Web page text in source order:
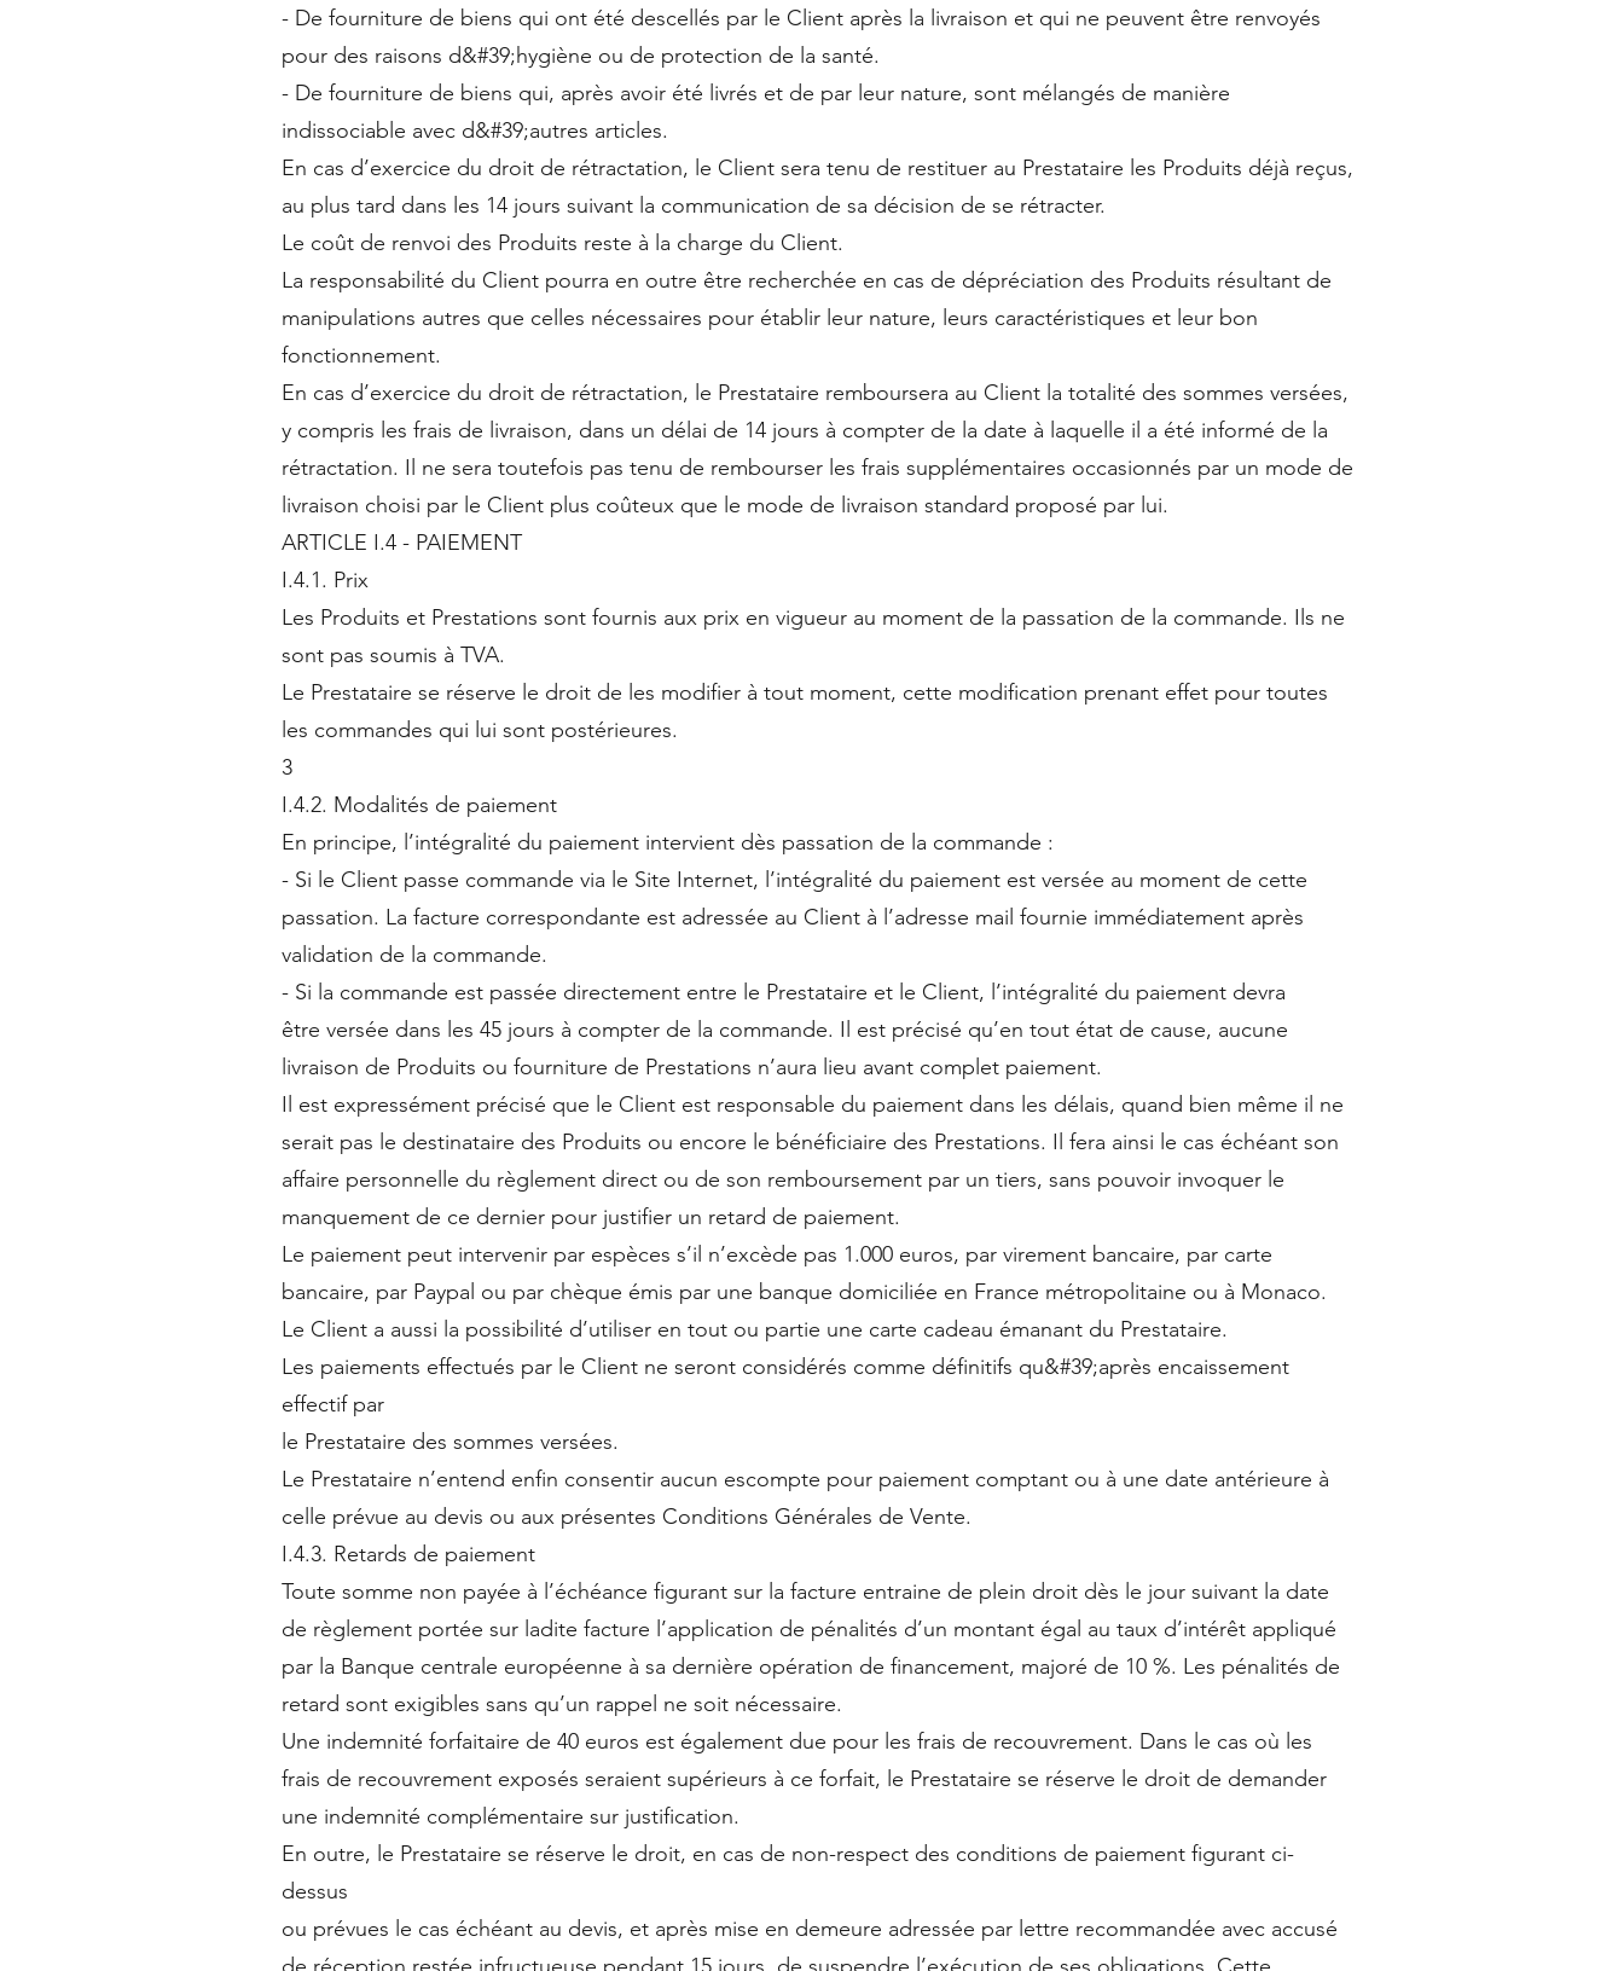
- De fourniture de biens qui ont été descellés par le Client après la livraison et qui ne peuvent être renvoyés
pour des raisons d&#39;hygiène ou de protection de la santé.
- De fourniture de biens qui, après avoir été livrés et de par leur nature, sont mélangés de manière
indissociable avec d&#39;autres articles.
En cas d’exercice du droit de rétractation, le Client sera tenu de restituer au Prestataire les Produits déjà reçus,
au plus tard dans les 14 jours suivant la communication de sa décision de se rétracter.
Le coût de renvoi des Produits reste à la charge du Client.
La responsabilité du Client pourra en outre être recherchée en cas de dépréciation des Produits résultant de
manipulations autres que celles nécessaires pour établir leur nature, leurs caractéristiques et leur bon
fonctionnement.
En cas d’exercice du droit de rétractation, le Prestataire remboursera au Client la totalité des sommes versées,
y compris les frais de livraison, dans un délai de 14 jours à compter de la date à laquelle il a été informé de la
rétractation. Il ne sera toutefois pas tenu de rembourser les frais supplémentaires occasionnés par un mode de
livraison choisi par le Client plus coûteux que le mode de livraison standard proposé par lui.
ARTICLE I.4 - PAIEMENT
I.4.1. Prix
Les Produits et Prestations sont fournis aux prix en vigueur au moment de la passation de la commande. Ils ne
sont pas soumis à TVA.
Le Prestataire se réserve le droit de les modifier à tout moment, cette modification prenant effet pour toutes
les commandes qui lui sont postérieures.
3
I.4.2. Modalités de paiement
En principe, l’intégralité du paiement intervient dès passation de la commande :
- Si le Client passe commande via le Site Internet, l’intégralité du paiement est versée au moment de cette
passation. La facture correspondante est adressée au Client à l’adresse mail fournie immédiatement après
validation de la commande.
- Si la commande est passée directement entre le Prestataire et le Client, l’intégralité du paiement devra
être versée dans les 45 jours à compter de la commande. Il est précisé qu’en tout état de cause, aucune
livraison de Produits ou fourniture de Prestations n’aura lieu avant complet paiement.
Il est expressément précisé que le Client est responsable du paiement dans les délais, quand bien même il ne
serait pas le destinataire des Produits ou encore le bénéficiaire des Prestations. Il fera ainsi le cas échéant son
affaire personnelle du règlement direct ou de son remboursement par un tiers, sans pouvoir invoquer le
manquement de ce dernier pour justifier un retard de paiement.
Le paiement peut intervenir par espèces s’il n’excède pas 1.000 euros, par virement bancaire, par carte
bancaire, par Paypal ou par chèque émis par une banque domiciliée en France métropolitaine ou à Monaco.
Le Client a aussi la possibilité d’utiliser en tout ou partie une carte cadeau émanant du Prestataire.
Les paiements effectués par le Client ne seront considérés comme définitifs qu&#39;après encaissement
effectif par
le Prestataire des sommes versées.
Le Prestataire n’entend enfin consentir aucun escompte pour paiement comptant ou à une date antérieure à
celle prévue au devis ou aux présentes Conditions Générales de Vente.
I.4.3. Retards de paiement
Toute somme non payée à l’échéance figurant sur la facture entraine de plein droit dès le jour suivant la date
de règlement portée sur ladite facture l’application de pénalités d’un montant égal au taux d’intérêt appliqué
par la Banque centrale européenne à sa dernière opération de financement, majoré de 10 %. Les pénalités de
retard sont exigibles sans qu’un rappel ne soit nécessaire.
Une indemnité forfaitaire de 40 euros est également due pour les frais de recouvrement. Dans le cas où les
frais de recouvrement exposés seraient supérieurs à ce forfait, le Prestataire se réserve le droit de demander
une indemnité complémentaire sur justification.
En outre, le Prestataire se réserve le droit, en cas de non-respect des conditions de paiement figurant ci-
dessus
ou prévues le cas échéant au devis, et après mise en demeure adressée par lettre recommandée avec accusé